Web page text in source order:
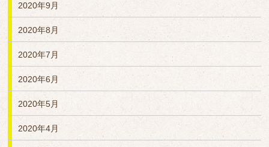
2020年9月
2020年8月
2020年7月
2020年6月
2020年5月
2020年4月